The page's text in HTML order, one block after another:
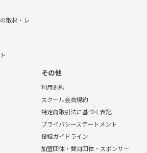
取材・レ
その他
利用規約
スクール会員規約
特定商取引法に基づく表記
プライバシーステートメント
投稿ガイドライン
加盟団体・賛同団体・スポンサー